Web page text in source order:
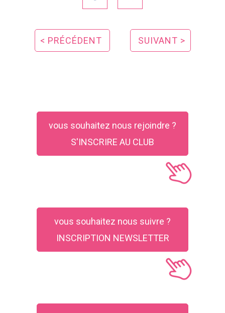
< PRÉCÉDENT SUIVANT >
vous souhaitez nous rejoindre ?
S'INSCRIRE AU CLUB
vous souhaitez nous suivre ?
INSCRIPTION NEWSLETTER